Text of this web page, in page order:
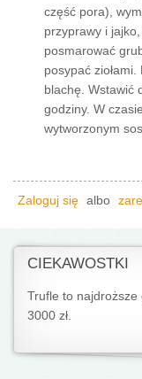
część pora),
przyprawy i
posmarować
posypać ziołami.
blachę. Wstawić
godziny. W
wytworzonym
Zaloguj się albo
CIEKAWOSTKI
Trufle to najdroższe
3000 zł.